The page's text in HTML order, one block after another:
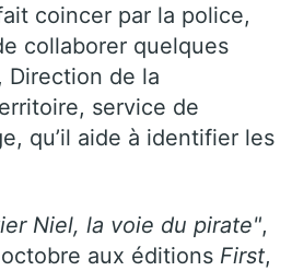
coincer par la police,
collaborer quelques
Direction de la
service de
qu’il aide à identifier les
Niel, la voie du pirate",
aux éditions First,